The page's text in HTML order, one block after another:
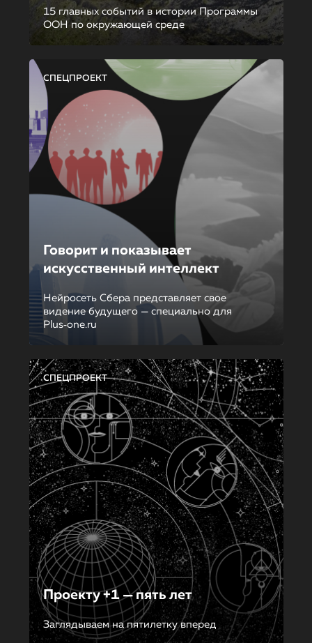
15 главных событий в истории Программы
ООН по окружающей среде
СПЕЦПРОЕКТ
Говорит и показывает
искусственный интеллект
Нейросеть Сбера представляет свое
видение будущего — специально для
Plus‑one.ru
СПЕЦПРОЕКТ
Проекту +1 — пять лет
Заглядываем на пятилетку вперед